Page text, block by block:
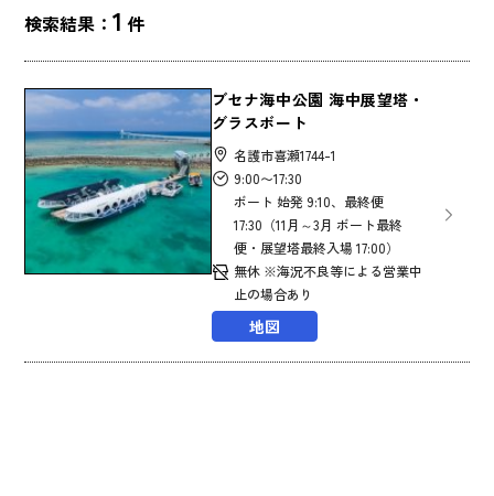
検索結果：1 件
ブセナ海中公園 海中展望塔・
グラスボート
名護市喜瀬1744-1
9:00〜17:30
ボート 始発 9:10、最終便
17:30（11月～3月 ボート最終
便・展望塔最終入場 17:00）
無休 ※海況不良等による営業中
止の場合あり
地図